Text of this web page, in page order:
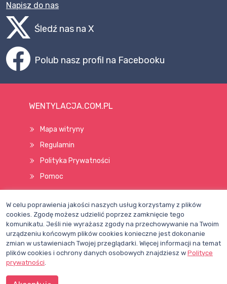
Napisz do nas
Śledź nas na X
Polub nasz profil na Facebooku
WENTYLACJA.COM.PL
Mapa witryny
Regulamin
Polityka Prywatności
Pomoc
Wszelkie prawa zastrzeżone © 1998–2026
W celu poprawienia jakości naszych usług korzystamy z plików
cookies. Zgodę możesz udzielić poprzez zamknięcie tego
komunikatu. Jeśli nie wyrażasz zgody na przechowywanie na Twoim
urządzeniu końcowym plików cookies konieczne jest dokonanie
zmian w ustawieniach Twojej przeglądarki. Więcej informacji na temat
plików cookies i ochrony danych osobowych znajdziesz w Polityce
prywatności.